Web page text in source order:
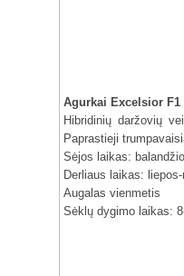
Agurkai Excelsior F1
Hibridinių daržovių
Paprastieji
Sėjos laikas:
Derliaus laikas:
Augalas vienmetis
Sėklų dygimo laikas: